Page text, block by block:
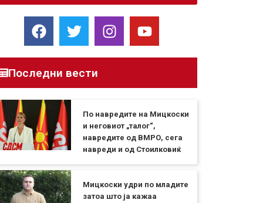
Последни вести
По навредите на Мицкоски
и неговиот „талог“,
навредите од ВМРО, сега
навреди и од Стоилковиќ
Мицкоски удри по младите
затоа што ја кажаа